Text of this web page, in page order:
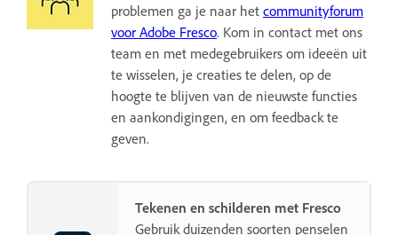
problemen ga je naar het communityforum
voor Adobe Fresco. Kom in contact met ons
team en met medegebruikers om ideeën uit
te wisselen, je creaties te delen, op de
hoogte te blijven van de nieuwste functies
en aankondigingen, en om feedback te
geven.
Tekenen en schilderen met Fresco
Gebruik duizenden soorten penselen